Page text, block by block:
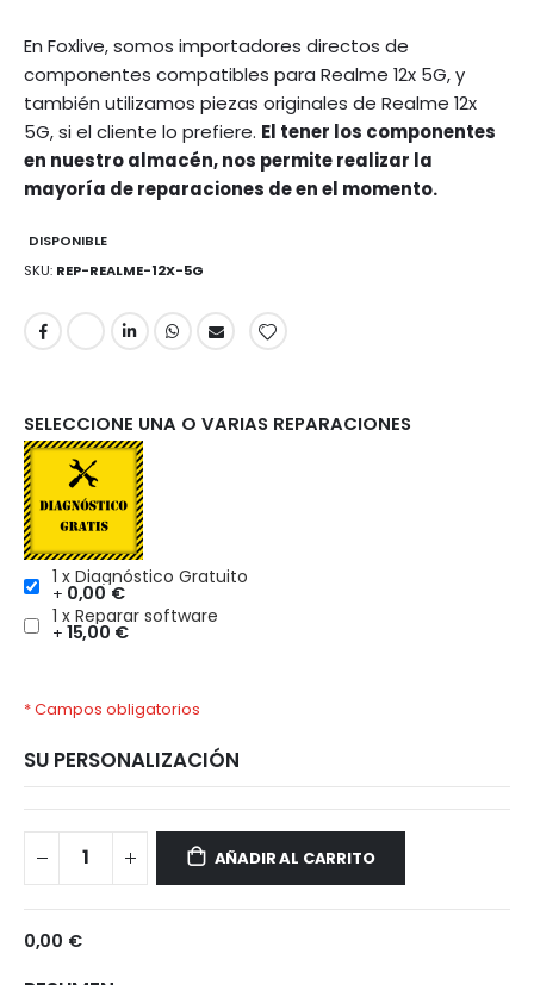
En Foxlive, somos importadores directos de
componentes compatibles para Realme 12x 5G, y
también utilizamos piezas originales de Realme 12x
5G, si el cliente lo prefiere. El tener los componentes
en nuestro almacén, nos permite realizar la
mayoría de reparaciones de en el momento.
DISPONIBLE
SKU REP-REALME-12X-5G
SELECCIONE UNA O VARIAS REPARACIONES
1 x Diagnóstico Gratuito
+ 0,00 €
1 x Reparar software
+ 15,00 €
* Campos obligatorios
SU PERSONALIZACIÓN
AÑADIR AL CARRITO
0,00 €